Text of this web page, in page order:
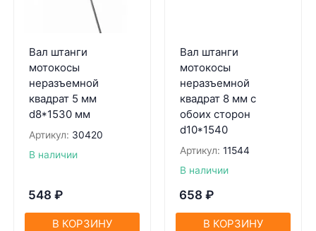
Вал штанги
мотокосы
неразъемной
квадрат 5 мм
d8*1530 мм
Артикул: 30420
В наличии
548 ₽
В КОРЗИНУ
Вал штанги
мотокосы
неразъемной
квадрат 8 мм с
обоих сторон
d10*1540
Артикул: 11544
В наличии
658 ₽
В КОРЗИНУ